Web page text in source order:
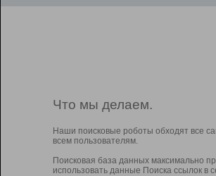
Что мы делаем.
Наши поисковые роботы обходят все
всем пользователям.
Поисковая база данных максимально
использовать данные Поиска ссылок в